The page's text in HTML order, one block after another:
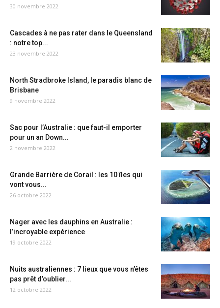
30 novembre 2022
Cascades à ne pas rater dans le Queensland
: notre top...
23 novembre 2022
North Stradbroke Island, le paradis blanc de
Brisbane
9 novembre 2022
Sac pour l’Australie : que faut-il emporter
pour un an Down...
2 novembre 2022
Grande Barrière de Corail : les 10 îles qui
vont vous...
26 octobre 2022
Nager avec les dauphins en Australie :
l’incroyable expérience
19 octobre 2022
Nuits australiennes : 7 lieux que vous n’êtes
pas prêt d’oublier...
12 octobre 2022